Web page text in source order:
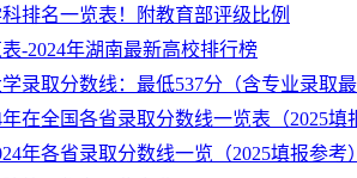
排名一览表！附教育部评级比例
-2024年湖南最新高校排行榜
录取分数线：最低537分（含专业录取最
在全国各省录取分数线一览表（2025填
年各省录取分数线一览（2025填报参考）